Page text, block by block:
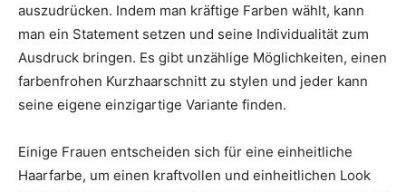
auszudrücken. Indem man kräftige Farben wählt, kann
man ein Statement setzen und seine Individualität zum
Ausdruck bringen. Es gibt unzählige Möglichkeiten, einen
farbenfrohen Kurzhaarschnitt zu stylen und jeder kann
seine eigene einzigartige Variante finden.
Einige Frauen entscheiden sich für eine einheitliche
Haarfarbe, um einen kraftvollen und einheitlichen Look